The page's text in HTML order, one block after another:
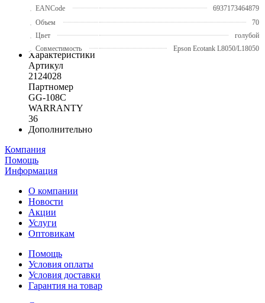
EANCode
6937173464879
Объем
70
Цвет
голубой
Совместимость
Epson Ecotank L8050/L18050
Характеристики
Артикул
2124028
Партномер
GG-108C
WARRANTY
36
Дополнительно
Компания
Помощь
Информация
О компании
Новости
Акции
Услуги
Оптовикам
Помощь
Условия оплаты
Условия доставки
Гарантия на товар